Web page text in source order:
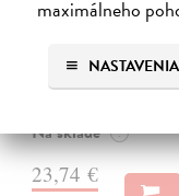
maximálneho
NASTAVENIA
kolektív autorov|
Chcete spoznať
doteraz neobjavené
knižného sprievodcu
Na sklade ?
23,74 €